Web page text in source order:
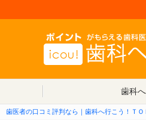
歯科
歯医者の口コミ評判なら｜歯科へ行こう！ＴＯ